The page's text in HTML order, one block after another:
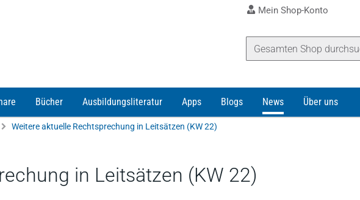
Mein Shop-Konto
Bücher Ausbildungsliteratur Apps Blogs News Über uns
Weitere aktuelle Rechtsprechung in Leitsätzen (KW 22)
in Leitsätzen (KW 22)